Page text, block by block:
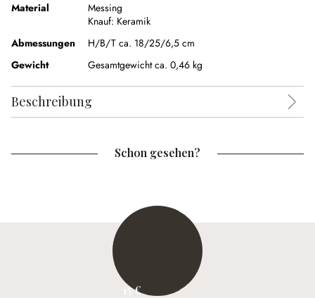
Material
Messing
Knauf: Keramik
Abmessungen
H/B/T ca. 18/25/6,5 cm
Gewicht
Gesamtgewicht ca. 0,46 kg
Beschreibung
Schon gesehen?
15 €